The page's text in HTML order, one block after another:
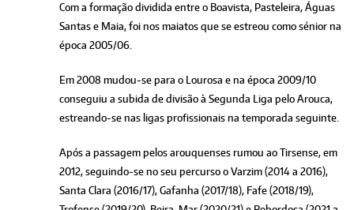
Com a formação dividida entre o Boavista, Pasteleira, Águas
Santas e Maia, foi nos maiatos que se estreou como sénior na
época 2005/06.
Em 2008 mudou-se para o Lourosa e na época 2009/10
conseguiu a subida de divisão à Segunda Liga pelo Arouca,
estreando-se nas ligas profissionais na temporada seguinte.
Após a passagem pelos arouquenses rumou ao Tirsense, em
2012, seguindo-se no seu percurso o Varzim (2014 a 2016),
Santa Clara (2016/17), Gafanha (2017/18), Fafe (2018/19),